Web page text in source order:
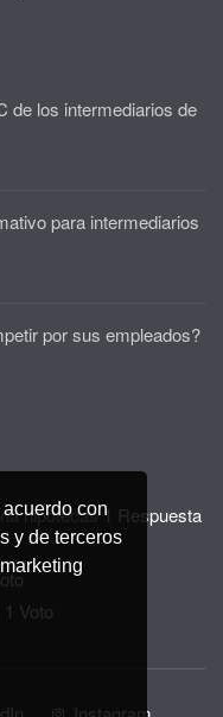
con
y de terceros
de los intermediarios de
para intermediarios
por sus empleados?
hipotecas 1 Respuesta
1 Voto